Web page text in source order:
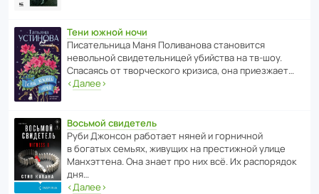
Тени южной ночи
Писа­тель­ница Маня Поли­ва­нова стано­вится
невольной свиде­тель­ницей убийства на тв-шоу.
Спасаясь от твор­че­с­кого кризиса, она приезжает…
‹Далее›
Восьмой свидетель
Руби Джонсон рабо­тает няней и горни­чной
в богатых семьях, живущих на прес­ти­жной улице
Манх­эт­тена. Она знает про них всё. Их распо­рядок
дня…
‹Далее›